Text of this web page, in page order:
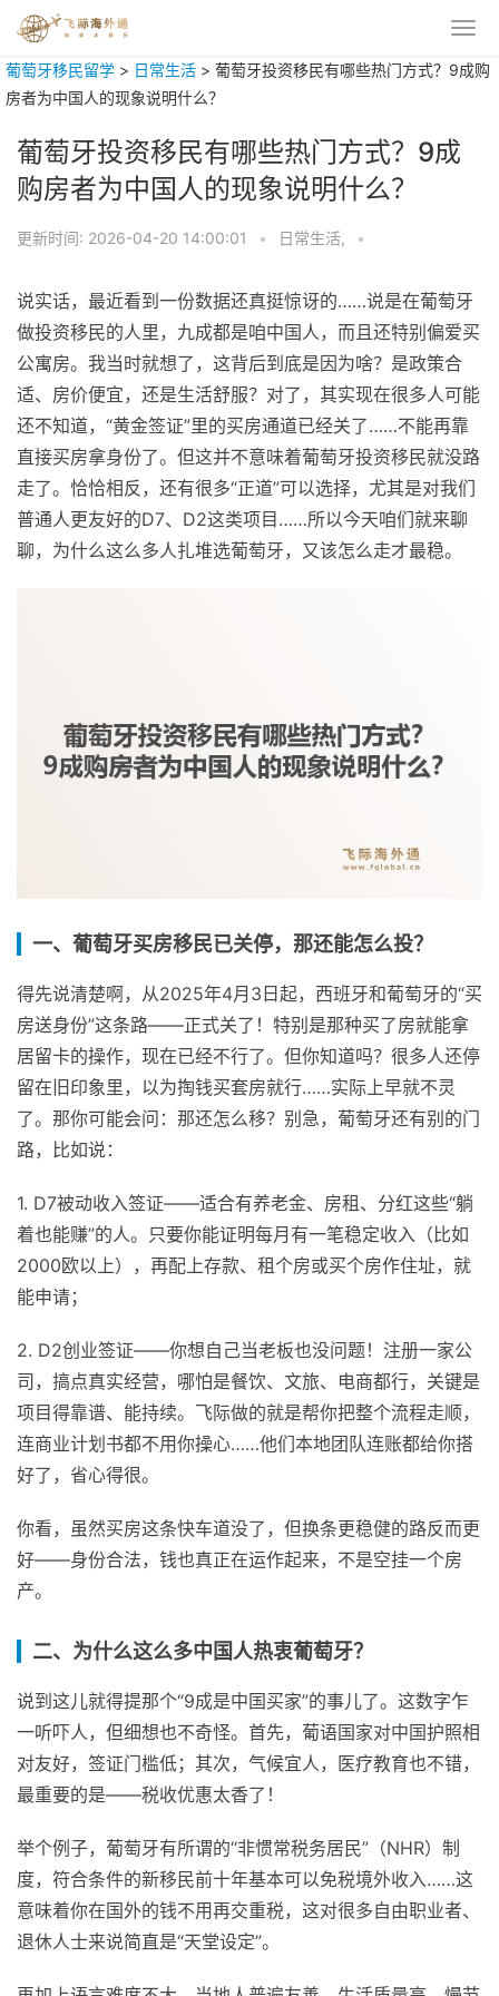
葡萄牙移民留学 > 日常生活 > 葡萄牙投资移民有哪些热门方式？9成购
房者为中国人的现象说明什么？
葡萄牙投资移民有哪些热门方式？9成
购房者为中国人的现象说明什么？
更新时间: 2026-04-20 14:00:01 • 日常生活, •
说实话，最近看到一份数据还真挺惊讶的……说是在葡萄牙
做投资移民的人里，九成都是咱中国人，而且还特别偏爱买
公寓房。我当时就想了，这背后到底是因为啥？是政策合
适、房价便宜，还是生活舒服？对了，其实现在很多人可能
还不知道，“黄金签证”里的买房通道已经关了……不能再靠
直接买房拿身份了。但这并不意味着葡萄牙投资移民就没路
走了。恰恰相反，还有很多“正道”可以选择，尤其是对我们
普通人更友好的D7、D2这类项目……所以今天咱们就来聊
聊，为什么这么多人扎堆选葡萄牙，又该怎么走才最稳。
一、葡萄牙买房移民已关停，那还能怎么投？
得先说清楚啊，从2025年4月3日起，西班牙和葡萄牙的“买
房送身份”这条路——正式关了！特别是那种买了房就能拿
居留卡的操作，现在已经不行了。但你知道吗？很多人还停
留在旧印象里，以为掏钱买套房就行……实际上早就不灵
了。那你可能会问：那还怎么移？别急，葡萄牙还有别的门
路，比如说：
1. D7被动收入签证——适合有养老金、房租、分红这些“躺
着也能赚”的人。只要你能证明每月有一笔稳定收入（比如
2000欧以上），再配上存款、租个房或买个房作住址，就
能申请；
2. D2创业签证——你想自己当老板也没问题！注册一家公
司，搞点真实经营，哪怕是餐饮、文旅、电商都行，关键是
项目得靠谱、能持续。飞际做的就是帮你把整个流程走顺，
连商业计划书都不用你操心……他们本地团队连账都给你搭
好了，省心得很。
你看，虽然买房这条快车道没了，但换条更稳健的路反而更
好——身份合法，钱也真正在运作起来，不是空挂一个房
产。
二、为什么这么多中国人热衷葡萄牙？
说到这儿就得提那个“9成是中国买家”的事儿了。这数字乍
一听吓人，但细想也不奇怪。首先，葡语国家对中国护照相
对友好，签证门槛低；其次，气候宜人，医疗教育也不错，
最重要的是——税收优惠太香了！
举个例子，葡萄牙有所谓的“非惯常税务居民”（NHR）制
度，符合条件的新移民前十年基本可以免税境外收入……这
意味着你在国外的钱不用再交重税，这对很多自由职业者、
退休人士来说简直是“天堂设定”。